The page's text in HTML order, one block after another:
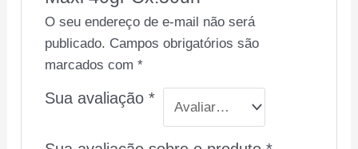
O seu endereço de e-mail não será
publicado. Campos obrigatórios são
marcados com *
Sua avaliação *